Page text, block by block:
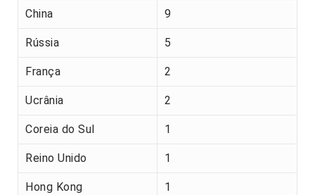
China 9
Rússia 5
França 2
Ucrânia 2
Coreia do Sul 1
Reino Unido 1
Hong Kong 1